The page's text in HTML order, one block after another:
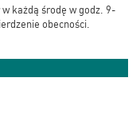
każdą środę w godz. 9-
obecności.